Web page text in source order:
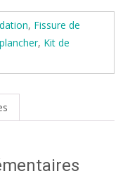
, Fissure de
, Kit de